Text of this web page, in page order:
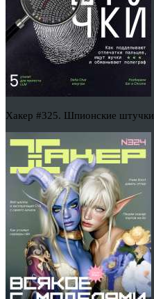
Хакер #325. Шпионские штучки